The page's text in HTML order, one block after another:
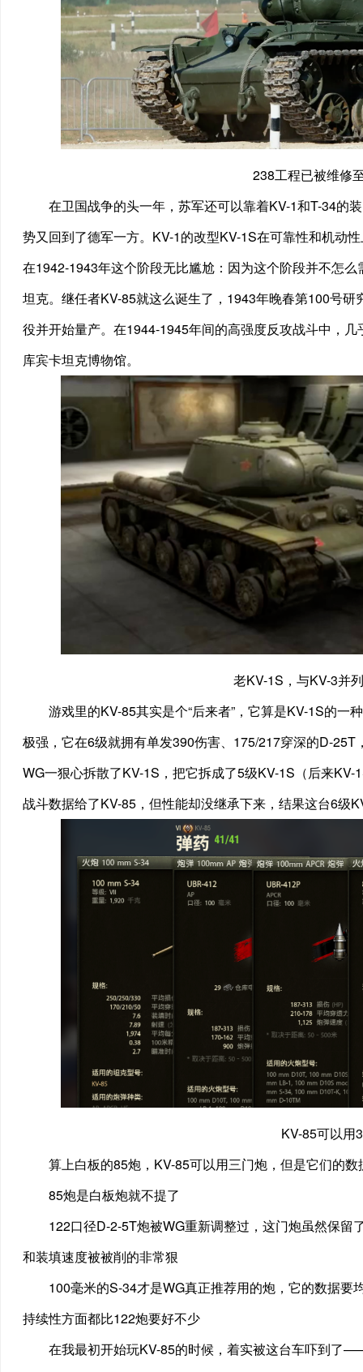
238工程已被维修
在卫国战争的头一年，苏军还可以靠着KV-1和T-34的
势又回到了德军一方。KV-1的改型KV-1S在可靠性和机动
在1942-1943年这个阶段无比尴尬：因为这个阶段并不怎
坦克。继任者KV-85就这么诞生了，1943年晚春第100号
役并开始量产。在1944-1945年间的高强度反攻战斗中，
库宾卡坦克博物馆。
老KV-1S，与KV-3并
游戏里的KV-85其实是个“后来者”，它算是KV-1S的一
极强，它在6级就拥有单发390伤害、175/217穿深的D-
WG一狠心拆散了KV-1S，把它拆成了5级KV-1S（后来
战斗数据给了KV-85，但性能却没继承下来，结果这台6级
KV-85可以用
算上白板的85炮，KV-85可以用三门炮，但是它们的
85炮是白板炮就不提了
122口径D-2-5T炮被WG重新调整过，这门炮虽然保
和装填速度被被削的非常狠
100毫米的S-34才是WG真正推荐用的炮，它的数据
持续性方面都比122炮要好不少
在我最初开始玩KV-85的时候，着实被这台车吓到了